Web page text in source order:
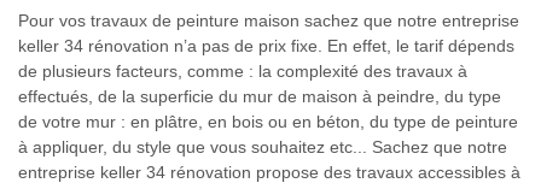
Pour vos travaux de peinture maison sachez que notre entreprise
keller 34 rénovation n’a pas de prix fixe. En effet, le tarif dépends
de plusieurs facteurs, comme : la complexité des travaux à
effectués, de la superficie du mur de maison à peindre, du type
de votre mur : en plâtre, en bois ou en béton, du type de peinture
à appliquer, du style que vous souhaitez etc... Sachez que notre
entreprise keller 34 rénovation propose des travaux accessibles à